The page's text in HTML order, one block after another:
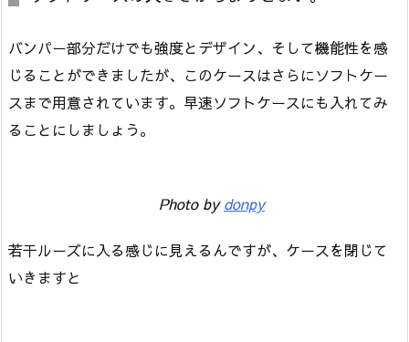
バンパー部分だけでも強度とデザイン、そして機能性を感
じることができましたが、このケースはさらにソフトケー
スまで用意されています。早速ソフトケースにも入れてみ
ることにしましょう。
Photo bydonpy
若干ルーズに入る感じに見えるんですが、ケースを閉じて
いきますと